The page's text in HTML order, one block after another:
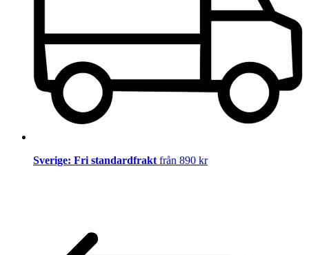
Sverige: Fri standardfrakt från 890 kr